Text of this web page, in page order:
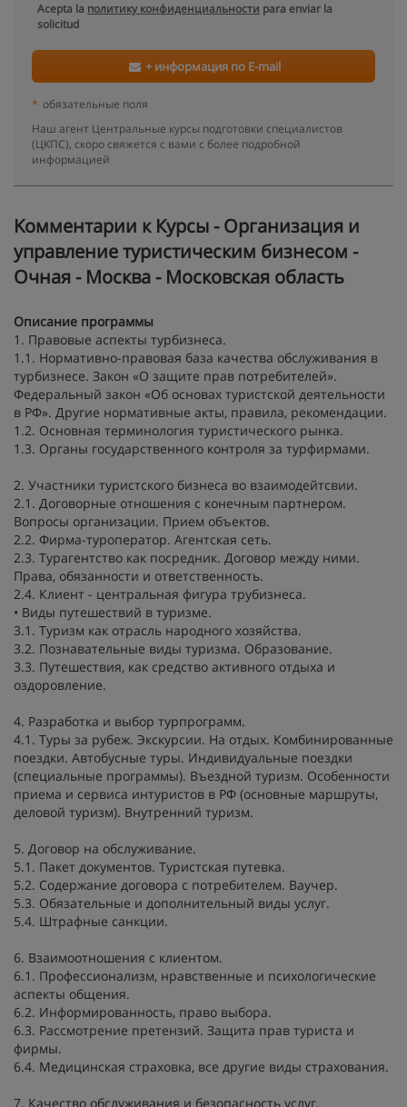
Acepta la политику конфиденциальности para enviar la
solicitud
+ информация по E-mail
* обязательные поля
Наш агент Центральные курсы подготовки специалистов
(ЦКПС), скоро свяжется с вами с более подробной
информацией
Kомментарии к Курсы - Организация и
управление туристическим бизнесом -
Очная - Москва - Московская область
Описание программы
1. Правовые аспекты турбизнеса.
1.1. Нормативно-правовая база качества обслуживания в
турбизнесе. Закон «О защите прав потребителей».
Федеральный закон «Об основах туристской деятельности
в РФ». Другие нормативные акты, правила, рекомендации.
1.2. Основная терминология туристического рынка.
1.3. Органы государственного контроля за турфирмами.
2. Участники туристского бизнеса во взаимодейтсвии.
2.1. Договорные отношения с конечным партнером.
Вопросы организации. Прием объектов.
2.2. Фирма-туроператор. Агентская сеть.
2.3. Турагентство как посредник. Договор между ними.
Права, обязанности и ответственность.
2.4. Клиент - центральная фигура трубизнеса.
• Виды путешествий в туризме.
3.1. Туризм как отрасль народного хозяйства.
3.2. Познавательные виды туризма. Образование.
3.3. Путешествия, как средство активного отдыха и
оздоровление.
4. Разработка и выбор турпрограмм.
4.1. Туры за рубеж. Экскурсии. На отдых. Комбинированные
поездки. Автобусные туры. Индивидуальные поездки
(специальные программы). Въездной туризм. Особенности
приема и сервиса интуристов в РФ (основные маршруты,
деловой туризм). Внутренний туризм.
5. Договор на обслуживание.
5.1. Пакет документов. Туристская путевка.
5.2. Содержание договора с потребителем. Ваучер.
5.3. Обязательные и дополнительный виды услуг.
5.4. Штрафные санкции.
6. Взаимоотношения с клиентом.
6.1. Профессионализм, нравственные и психологические
аспекты общения.
6.2. Информированность, право выбора.
6.3. Рассмотрение претензий. Защита прав туриста и
фирмы.
6.4. Медицинская страховка, все другие виды страхования.
7. Качество обслуживания и безопасность услуг.